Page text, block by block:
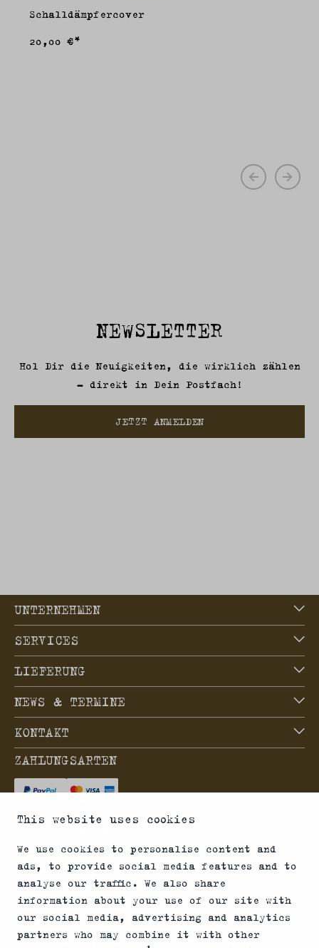
This website uses cookies
We use cookies to personalise content and
ads, to provide social media features and to
analyse our traffic. We also share
information about your use of our site with
our social media, advertising and analytics
partners who may combine it with other
Schalldämpfercover
20,00 €*
NEWSLETTER
Hol Dir die Neuigkeiten, die wirklich zählen
– direkt in Dein Postfach!
JETZT ANMELDEN
UNTERNEHMEN
SERVICES
LIEFERUNG
NEWS & TERMINE
KONTAKT
ZAHLUNGSARTEN
*Abgabe von Waffen, wesentlichen Waffenteilen und
Munition nur an Inhaber einer Erwerbserlaubnis.